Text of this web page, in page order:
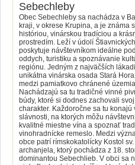
Sebechleby
Obec Sebechleby sa nachádza v
kraji, v okrese Krupina, a je známa
históriou, vinárskou tradíciou a
prostredím. Leží v údolí
poskytuje návštevníkom ideálne
oddych, turistiku a spoznávanie
regiónu. Jedným z najväčších lákadiel obce je
unikátna vinárska osada Stará
medzi pamiatkovo chránené
Nachádzajú sa tu tradičné vinné
búdy, ktoré si dodnes zachovali
charakter. Každoročne sa tu konajú
slávnosti, na ktorých môžu
kvalitné miestne vína a spoznať
vinohradnícke remeslo. Medzi významné pamiatky
obce patrí rímskokatolícky Kostol
archanjela, ktorý pochádza z 18.
dominantou Sebechlieb. V obci sa